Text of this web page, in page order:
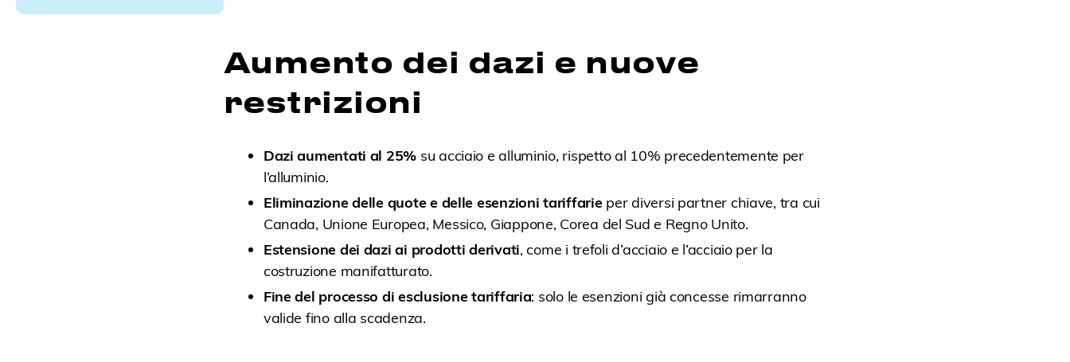
Aumento dei dazi e nuove
restrizioni
Dazi aumentati al 25% su acciaio e alluminio, rispetto al 10% precedentemente per
l’alluminio.
Eliminazione delle quote e delle esenzioni tariffarieper diversi partner chiave, tra cui
Canada, Unione Europea, Messico, Giappone, Corea del Sud e Regno Unito.
Estensione dei dazi ai prodotti derivati, come i trefoli d’acciaio e l’acciaio per la
costruzione manifatturato.
Fine del processo di esclusione tariffaria: solo le esenzioni già concesse rimarranno
valide fino alla scadenza.